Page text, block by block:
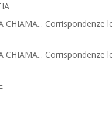
CHIAMA... Corrispondenze
CHIAMA... Corrispondenze